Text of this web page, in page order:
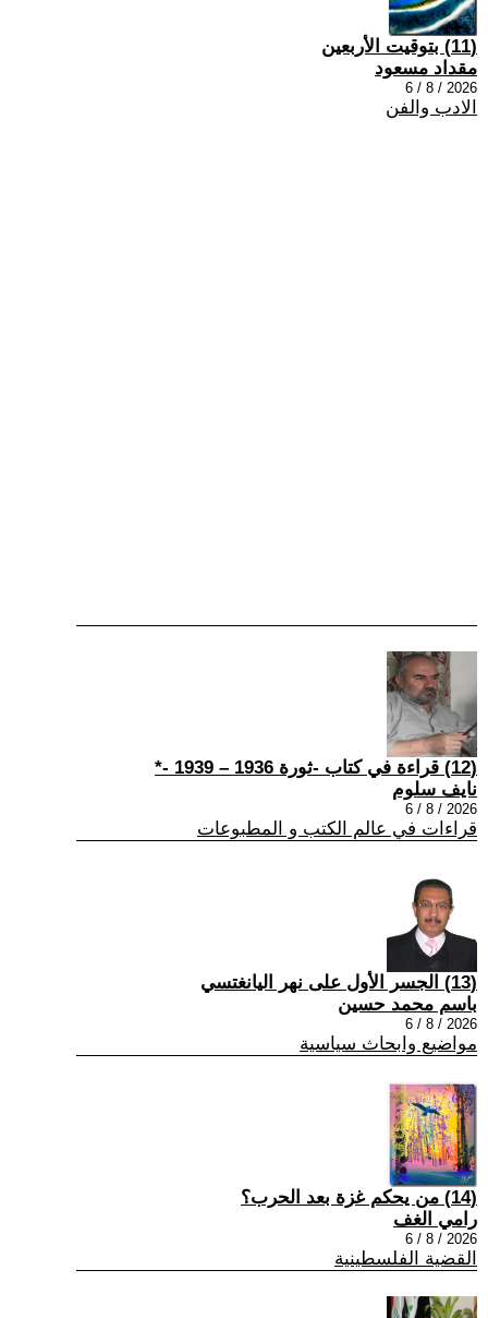
(11) بتوقيت الأربعين
مقداد مسعود
2026 / 8 / 6
الادب والفن
(12) قراءة في كتاب -ثورة 1936 – 1939 -*
نايف سلوم
2026 / 8 / 6
قراءات في عالم الكتب و المطبوعات
(13) الجسر الأول على نهر اليانغتسي
باسم محمد حسين
2026 / 8 / 6
مواضيع وابحاث سياسية
(14) من يحكم غزة بعد الحرب؟
رامي الغف
2026 / 8 / 6
القضية الفلسطينية